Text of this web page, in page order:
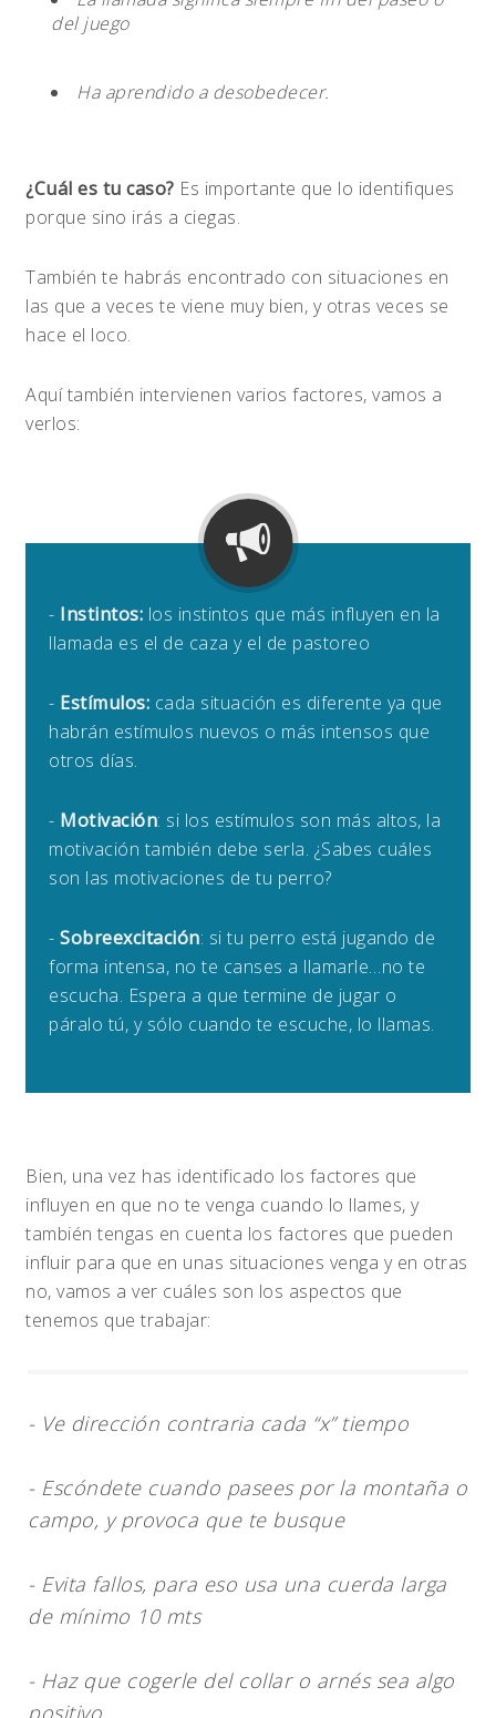
del juego
Ha aprendido a desobedecer.
¿Cuál es tu caso? Es importante que lo identifiques
porque sino irás a ciegas.
También te habrás encontrado con situaciones en
las que a veces te viene muy bien, y otras veces se
hace el loco.
Aquí también intervienen varios factores, vamos a
verlos:
- Instintos: los instintos que más influyen en la
llamada es el de caza y el de pastoreo
- Estímulos: cada situación es diferente ya que
habrán estímulos nuevos o más intensos que
otros días.
- Motivación: si los estímulos son más altos, la
motivación también debe serla. ¿Sabes cuáles
son las motivaciones de tu perro?
-Sobreexcitación: si tu perro está jugando de
forma intensa, no te canses a llamarle…no te
escucha. Espera a que termine de jugar o
páralo tú, y sólo cuando te escuche, lo llamas.
Bien, una vez has identificado los factores que
influyen en que no te venga cuando lo llames, y
también tengas en cuenta los factores que pueden
influir para que en unas situaciones venga y en otras
no, vamos a ver cuáles son los aspectos que
tenemos que trabajar:
- Ve dirección contraria cada “x” tiempo
- Escóndete cuando pasees por la montaña o
campo, y provoca que te busque
- Evita fallos, para eso usa una cuerda larga
de mínimo 10 mts
- Haz que cogerle del collar o arnés sea algo
positivo